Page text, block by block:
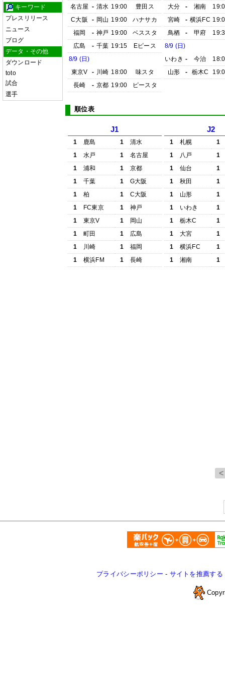
キーワード
プレスリリース
ニュース
ブログ
データ・その他
ダウンロード
toto
試合
選手
名古屋 - 清水 19:00
豊田ス
C大阪
- 岡山 19:00
ハナサカ
福岡
- 神戸 19:00
ベススタ
広島
- 千葉 19:15
Eピース
8/9 (日)
東京V
- 川崎 18:00
味スタ
長崎
- 京都 19:00 ピースタ
大分
- 湘南
宮崎
- 横浜FC
鳥栖
- 甲府
8/9 (日)
いわき - 今治
山形
- 栃木C
順位表
J1
1 鹿島 1
清水
1
水戸 1
名古屋
1
浦和 1
京都
1
千葉 1
G大阪
1
柏 1
C大阪
1
FC東京 1
神戸
1
東京V 1
岡山
1
町田 1
広島
1
川崎 1
福岡
1
横浜FM 1 長崎
J2
1 札幌
1
1
八戸
1
1
仙台
1
1
秋田
1
1
山形
1
1
いわき
1
1
栃木C
1
1
大宮
1
1
横浜FC
1
1
湘南 1
プライバシーポリシー - サイトを推薦する